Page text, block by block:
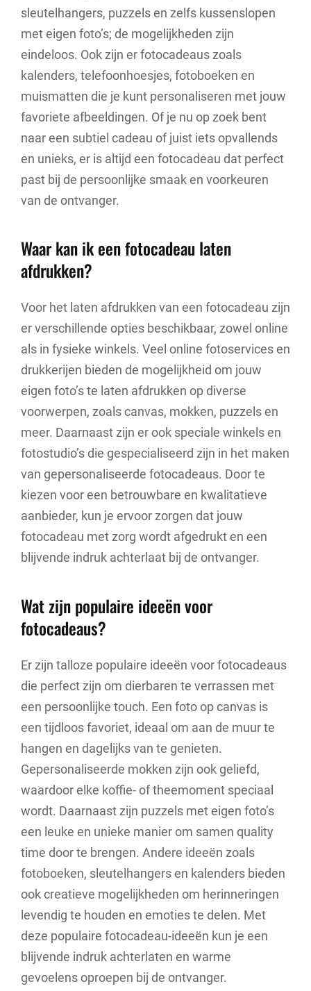
sleutelhangers, puzzels en zelfs kussenslopen
met eigen foto’s; de mogelijkheden zijn
eindeloos. Ook zijn er fotocadeaus zoals
kalenders, telefoonhoesjes, fotoboeken en
muismatten die je kunt personaliseren met jouw
favoriete afbeeldingen. Of je nu op zoek bent
naar een subtiel cadeau of juist iets opvallends
en unieks, er is altijd een fotocadeau dat perfect
past bij de persoonlijke smaak en voorkeuren
van de ontvanger.
Waar kan ik een fotocadeau laten
afdrukken?
Voor het laten afdrukken van een fotocadeau zijn
er verschillende opties beschikbaar, zowel online
als in fysieke winkels. Veel online fotoservices en
drukkerijen bieden de mogelijkheid om jouw
eigen foto’s te laten afdrukken op diverse
voorwerpen, zoals canvas, mokken, puzzels en
meer. Daarnaast zijn er ook speciale winkels en
fotostudio’s die gespecialiseerd zijn in het maken
van gepersonaliseerde fotocadeaus. Door te
kiezen voor een betrouwbare en kwalitatieve
aanbieder, kun je ervoor zorgen dat jouw
fotocadeau met zorg wordt afgedrukt en een
blijvende indruk achterlaat bij de ontvanger.
Wat zijn populaire ideeën voor
fotocadeaus?
Er zijn talloze populaire ideeën voor fotocadeaus
die perfect zijn om dierbaren te verrassen met
een persoonlijke touch. Een foto op canvas is
een tijdloos favoriet, ideaal om aan de muur te
hangen en dagelijks van te genieten.
Gepersonaliseerde mokken zijn ook geliefd,
waardoor elke koffie- of theemoment speciaal
wordt. Daarnaast zijn puzzels met eigen foto’s
een leuke en unieke manier om samen quality
time door te brengen. Andere ideeën zoals
fotoboeken, sleutelhangers en kalenders bieden
ook creatieve mogelijkheden om herinneringen
levendig te houden en emoties te delen. Met
deze populaire fotocadeau-ideeën kun je een
blijvende indruk achterlaten en warme
gevoelens oproepen bij de ontvanger.